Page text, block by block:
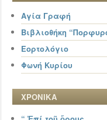
Αγία Γραφή
Βιβλιοθήκη
Εορτολόγιο
Φωνή Κυρίου
ΧΡΟΝΙΚΑ